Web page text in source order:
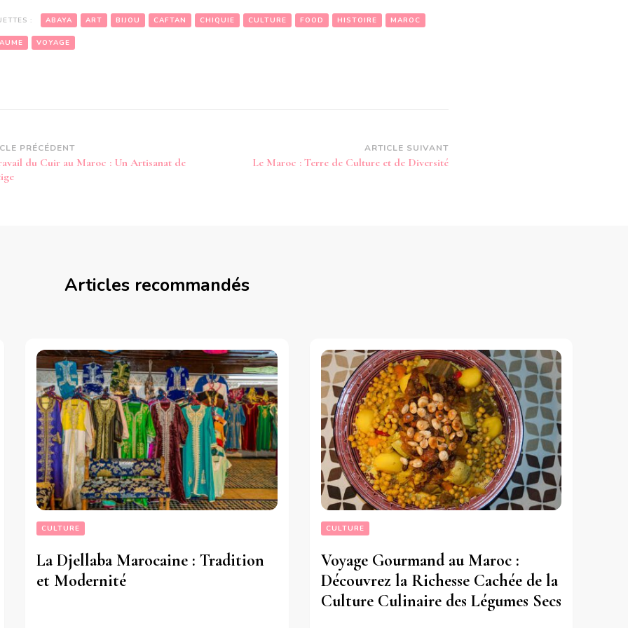
: ABAYA ART BIJOU CAFTAN CHIQUIE CULTURE FOOD HISTOIRE MAROC
VOYAGE
PRÉCÉDENT
du Cuir au Maroc : Un Artisanat de
ARTICLE SUIVANT
Le Maroc : Terre de Culture et de Diversité
Articles recommandés
CULTURE
La Djellaba Marocaine : Tradition
et Modernité
CULTURE
Voyage Gourmand au Maroc :
Découvrez la Richesse Cachée de la
Culture Culinaire des Légumes Secs